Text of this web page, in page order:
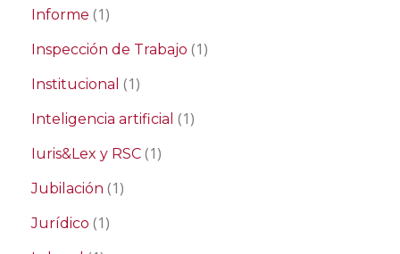
Informe (1)
Inspección de Trabajo (1)
Institucional (1)
Inteligencia artificial (1)
Iuris&Lex y RSC (1)
Jubilación (1)
Jurídico (1)